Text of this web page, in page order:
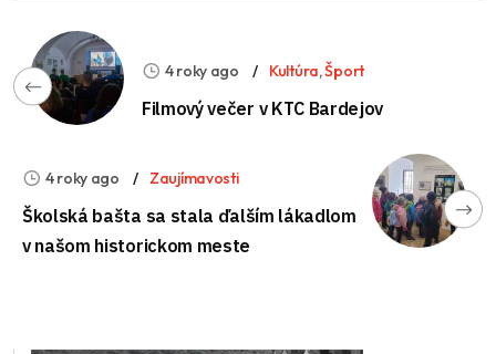
4 roky ago Kultúra,Šport
Filmový večer v KTC Bardejov
4 roky ago Zaujímavosti
Školská bašta sa stala ďalším lákadlom
v našom historickom meste